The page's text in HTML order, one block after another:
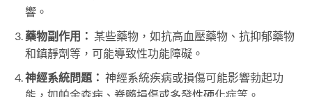
響。
藥物副作用： 某些藥物，如抗高血壓藥物、抗抑郁藥物
和鎮靜劑等，可能導致性功能障礙。
神經系統問題： 神經系統疾病或損傷可能影響勃起功
能，如帕金森病、脊髓損傷或多發性硬化症等。